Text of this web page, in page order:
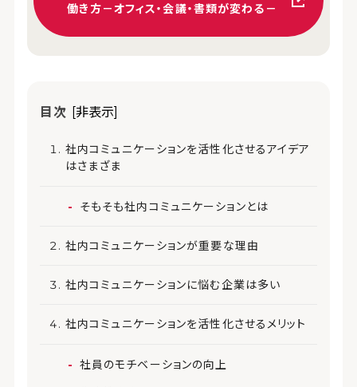
働き方－オフィス・会議・書類が変わる－
目次 [非表示]
社内コミュニケーションを活性化させるアイデア
はさまざま
そもそも社内コミュニケーションとは
社内コミュニケーションが重要な理由
社内コミュニケーションに悩む企業は多い
社内コミュニケーションを活性化させるメリット
社員のモチベーションの向上